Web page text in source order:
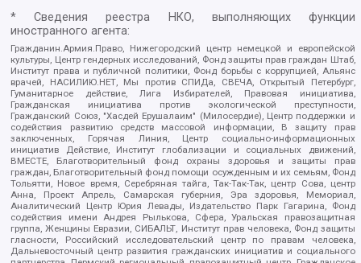
* Сведения реестра НКО, выполняющих функции
иностранного агента:
Гражданин.Армия.Право, Нижегородский центр немецкой и европейской
культуры, Центр гендерных исследований, Фонд защиты прав граждан Штаб,
Институт права и публичной политики, Фонд борьбы с коррупцией, Альянс
врачей, НАСИЛИЮ.НЕТ, Мы против СПИДа, СВЕЧА, Открытый Петербург,
Гуманитарное действие, Лига Избирателей, Правовая инициатива,
Гражданская инициатива против экологической преступности,
Гражданский Союз, "Хасдей Ерушалаим" (Милосердие), Центр поддержки и
содействия развитию средств массовой информации, В защиту прав
заключенных, Горячая Линия, Центр социально-информационных
инициатив Действие, Институт глобализации и социальных движений,
ВМЕСТЕ, Благотворительный фонд охраны здоровья и защиты прав
граждан, Благотворительный фонд помощи осужденным и их семьям, Фонд
Тольятти, Новое время, Серебряная тайга, Так-Так-Так, центр Сова, центр
Анна, Проект Апрель, Самарская губерния, Эра здоровья, Мемориал,
Аналитический Центр Юрия Левады, Издательство Парк Гагарина, Фонд
содействия имени Андрея Рылькова, Сфера, Уральская правозащитная
группа, Женщины Евразии, СИБАЛЬТ, Институт прав человека, Фонд защиты
гласности, Российский исследовательский центр по правам человека,
Дальневосточный центр развития гражданских инициатив и социального